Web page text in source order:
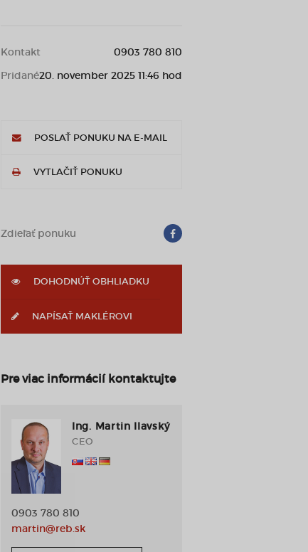
Kontakt
0903 780 810
Pridané20. november 2025 11:46 hod
POSLAŤ PONUKU NA E-MAIL
VYTLAČIŤ PONUKU
Zdieľať ponuku
DOHODNÚŤ OBHLIADKU
NAPÍSAŤ MAKLÉROVI
Pre viac informácií kontaktujte
Ing. Martin Ilavský
CEO
0903 780 810
martin@reb.sk